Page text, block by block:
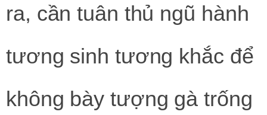
ra, cần tuân thủ ngũ hành
tương sinh tương khắc để
không bày tượng gà trống